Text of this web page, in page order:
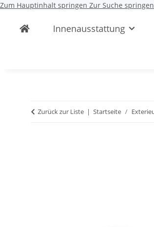
Zum Hauptinhalt springen Zur Suche springen
Innenausstattung
Zurück zur Liste Startseite